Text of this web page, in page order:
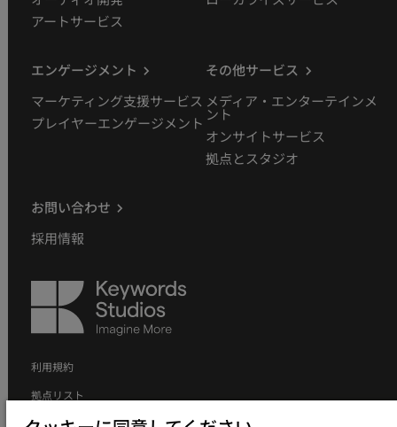
アートサービス
エンゲージメント
マーケティング支援サービス
プレイヤーエンゲージメント
その他サービス
メディア・エンターテインメ
ント
オンサイトサービス
拠点とスタジオ
お問い合わせ
採用情報
Keywords
Studios
利用規約
拠点リスト
個人情報の取り扱いについて